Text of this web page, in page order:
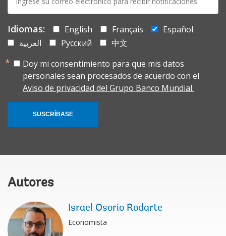
mail:
Idiomas: English Français
Español
العربية
Русский
中文
Doy mi consentimiento para que mis datos
personales sean procesados de acuerdo con el
Aviso de privacidad del Grupo Banco Mundial.
SUSCRÍBASE
Autores
Israel Osorio Rodarte
Economista